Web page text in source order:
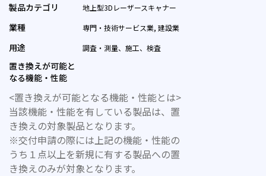
製品カテゴリ 地上型3Dレーザースキャナー
業種 専門・技術サービス業, 建設業
用途 調査・測量、施工、検査
置き換えが可能と
なる機能・性能
<置き換えが可能となる機能・性能とは>
当該機能・性能を有している製品は、置
き換えの対象製品となります。
※交付申請の際には上記の機能・性能の
うち１点以上を新規に有する製品への置
き換えのみが対象となります。